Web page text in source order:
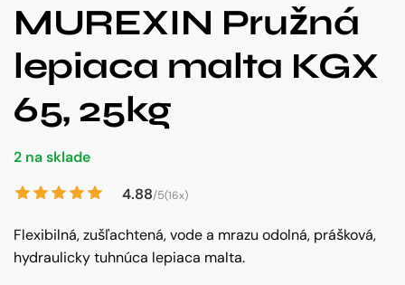
MUREXIN Pružná
lepiaca malta KGX
65, 25kg
2 na sklade
4.88/5(16x)
Flexibilná, zušľachtená, vode a mrazu odolná, prášková,
hydraulicky tuhnúca lepiaca malta.